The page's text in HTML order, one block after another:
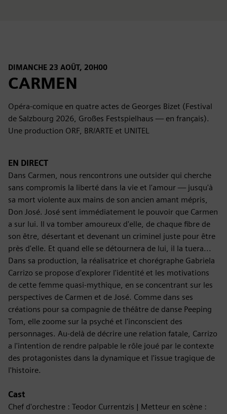
DIMANCHE 23 AOÛT, 20H00
CARMEN
Opéra-comique en quatre actes de Georges Bizet (Festival
de Salzbourg 2026, Großes Festspielhaus — en français).
Une production ORF, BR/ARTE et UNITEL
EN DIRECT
Dans Carmen, nous rencontrons une outsider qui cherche
sans compromis la liberté dans la vie et l'amour — jusqu'à
sa mort violente aux mains de son ancien amant mépris,
Don José. José sent immédiatement le pouvoir que Carmen
a sur lui. Il va tomber amoureux d'elle, de chaque fibre de
son être, désertant et devenant un criminel juste pour être
près d'elle. Et quand elle se détournera de lui, il la tuera...
Dans sa production, la réalisatrice et chorégraphe Gabriela
Carrizo se propose d'explorer l'identité et les motivations
de cette femme quasi-mythique, en se concentrant sur les
perspectives de Carmen et de José. Comme dans ses
créations pour sa compagnie de théâtre de danse Peeping
Tom, elle zoome sur la psyché et l'inconscient des
personnages. Au-delà de décrire une relation fatale, Carrizo
a l'intention de rendre palpable le rôle joué par le contexte
des protagonistes dans la dynamique et l'issue tragique de
l'histoire.
Cast
Chef d'orchestre : Teodor Currentzis | Metteur en scène :